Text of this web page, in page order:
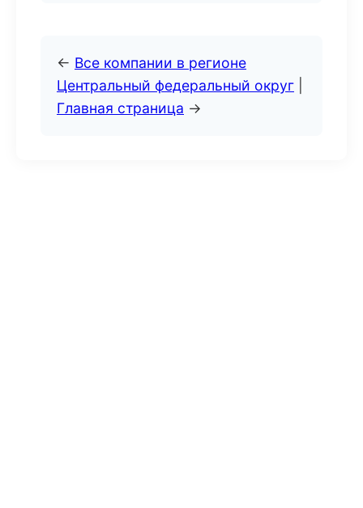
← Все компании в регионе
Центральный федеральный округ
Главная страница →